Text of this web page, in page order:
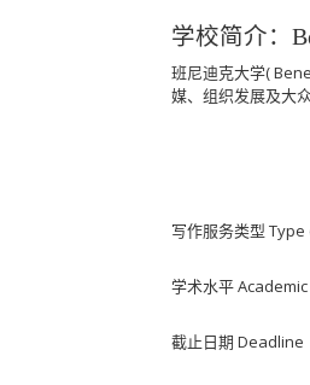
学校简介：
班尼迪克大学(
媒、组织发展及大
写作服务类型
学术水平
截止日期 Deadline